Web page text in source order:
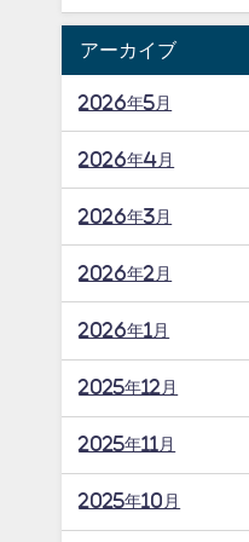
アーカイブ
2026年5月
2026年4月
2026年3月
2026年2月
2026年1月
2025年12月
2025年11月
2025年10月